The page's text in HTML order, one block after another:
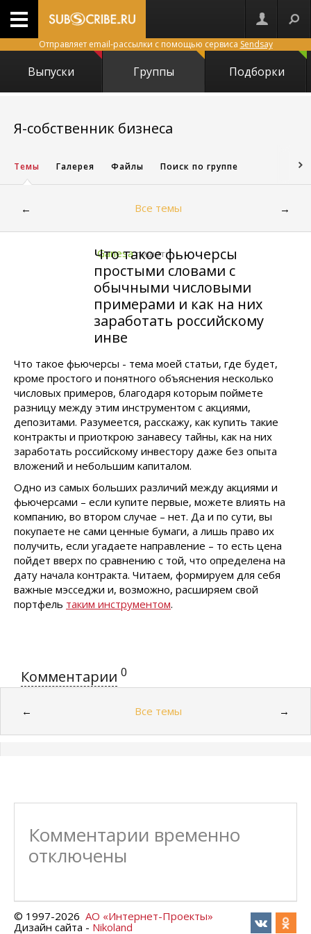
Отправляет email-рассылки с помощью сервиса Sendsay
Выпуски Группы Подборки
Я-собственник бизнеса
Темы Галерея Файлы Поиск по группе
← Все темы →
Ganesa пишет:
Что такое фьючерсы
простыми словами с
обычными числовыми
примерами и как на них
заработать российскому
инве
Что такое фьючерсы - тема моей статьи, где будет,
кроме простого и понятного объяснения несколько
числовых примеров, благодаря которым поймете
разницу между этим инструментом с акциями,
депозитами. Разумеется, расскажу, как купить такие
контракты и приоткрою занавесу тайны, как на них
заработать российскому инвестору даже без опыта
вложений и небольшим капиталом.
Одно из самых больших различий между акциями и
фьючерсами – если купите первые, можете влиять на
компанию, во втором случае – нет. Да и по сути, вы
покупаете не сами ценные бумаги, а лишь право их
получить, если угадаете направление – то есть цена
пойдет вверх по сравнению с той, что определена на
дату начала контракта. Читаем, формируем для себя
важные мэсседжи и, возможно, расширяем свой
портфель таким инструментом.
Комментарии 0
← Все темы →
Комментарии временно
отключены
© 1997-2026 АО «Интернет-Проекты»
Дизайн сайта - Nikoland